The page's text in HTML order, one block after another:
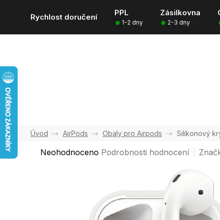
Rychlost doručení PPL Zásilkovna
1-2 dny 2-3 dny
AirPods Obaly pro Airpods Silikonový
Průměrné
Neohodnoceno Podrobnosti hodnocení